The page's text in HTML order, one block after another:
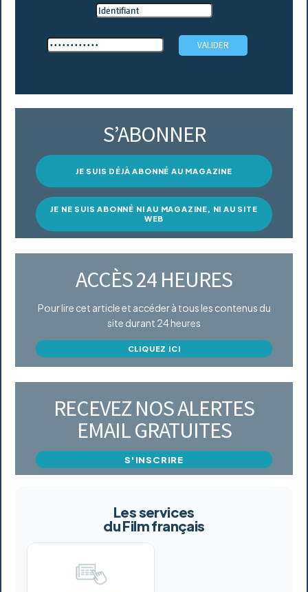
S’ABONNER
JE SUIS DÉJÀ ABONNÉ AU MAGAZINE
JE NE SUIS ABONNÉ NI AU MAGAZINE, NI AU SITE
WEB
ACCÈS 24 HEURES
Pour lire cet article et accéder à tous les contenus du
site durant 24 heures
CLIQUEZ ICI
RECEVEZ NOS ALERTES
EMAIL GRATUITES
S'INSCRIRE
Les services
du Film français